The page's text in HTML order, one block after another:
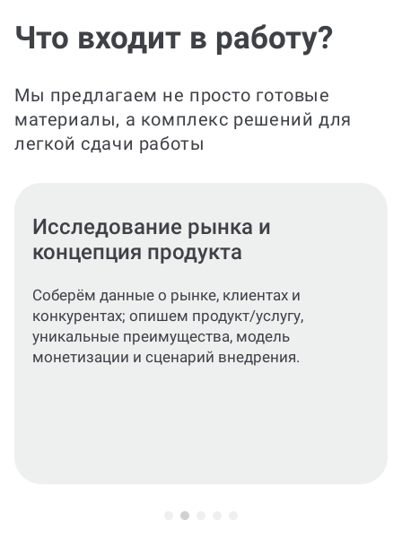
Что входит в работу?
Мы предлагаем не просто готовые
материалы, а комплекс решений для
легкой сдачи работы
Финансы и операционная
модель
Разработаем бюджет, прогноз продаж,
себестоимость, маржу и прибыль;
рассчитaем окупаемость, риски и
ключевые операционные процессы.